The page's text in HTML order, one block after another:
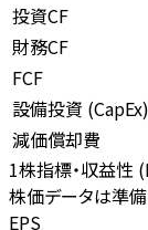
投資CF
財務CF
FCF
設備投資 (CapEx)
減価償却費
1株指標・収益性 (
株価データは準
EPS